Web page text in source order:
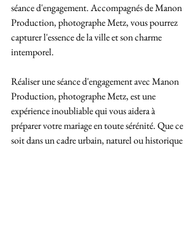
séance d'engagement. Accompagnés de Manon
Production, photographe Metz, vous pourrez
capturer l'essence de la ville et son charme
intemporel.
Réaliser une séance d'engagement avec Manon
Production, photographe Metz, est une
expérience inoubliable qui vous aidera à
préparer votre mariage en toute sérénité. Que ce
soit dans un cadre urbain, naturel ou historique